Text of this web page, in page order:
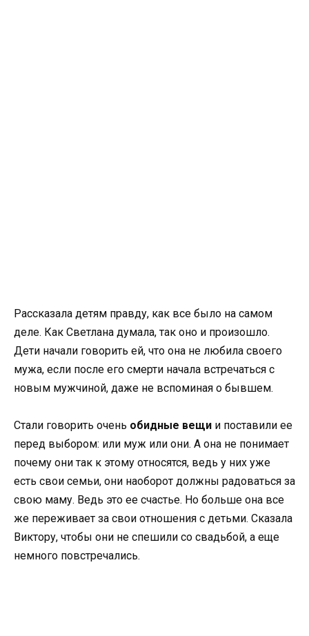
Рассказала детям правду, как все было на самом
деле. Как Светлана думала, так оно и произошло.
Дети начали говорить ей, что она не любила своего
мужа, если после его смерти начала встречаться с
новым мужчиной, даже не вспоминая о бывшем.
Стали говорить очень обидные вещи и поставили ее
перед выбором: или муж или они. А она не понимает
почему они так к этому относятся, ведь у них уже
есть свои семьи, они наоборот должны радоваться за
свою маму. Ведь это ее счастье. Но больше она все
же переживает за свои отношения с детьми. Сказала
Виктору, чтобы они не спешили со свадьбой, а еще
немного повстречались.